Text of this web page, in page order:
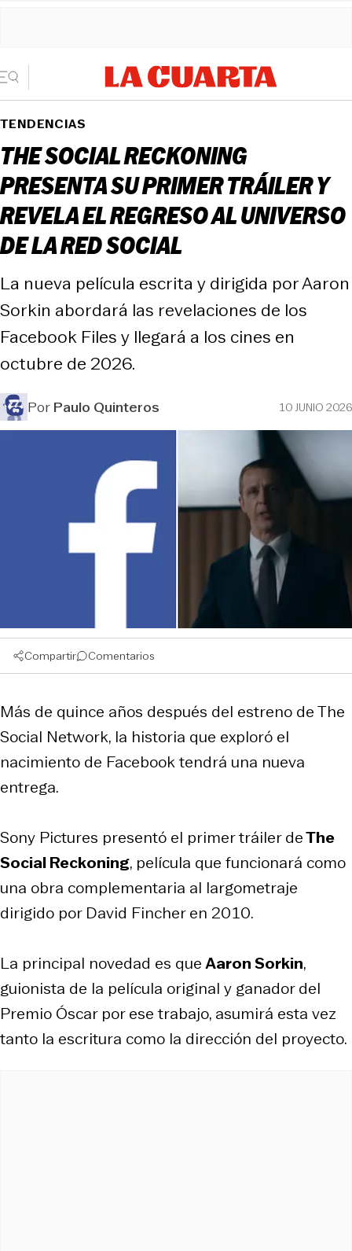
TENDENCIAS
THE SOCIAL RECKONING
PRESENTA SU PRIMER TRÁILER Y
REVELA EL REGRESO AL UNIVERSO
DE LA RED SOCIAL
La nueva película escrita y dirigida por Aaron
Sorkin abordará las revelaciones de los
Facebook Files y llegará a los cines en
octubre de 2026.
PorPaulo Quinteros 10 JUNIO 2026
Compartir Comentarios
Más de quince años después del estreno deThe
Social Network, la historia que exploró el
nacimiento de Facebook tendrá una nueva
entrega.
Sony Pictures presentó el primer tráiler deThe
Social Reckoning, película que funcionará como
una obra complementaria al largometraje
dirigido por David Fincher en 2010.
La principal novedad es queAaron Sorkin,
guionista de la película original y ganador del
Premio Óscar por ese trabajo, asumirá esta vez
tanto la escritura como la dirección del proyecto.